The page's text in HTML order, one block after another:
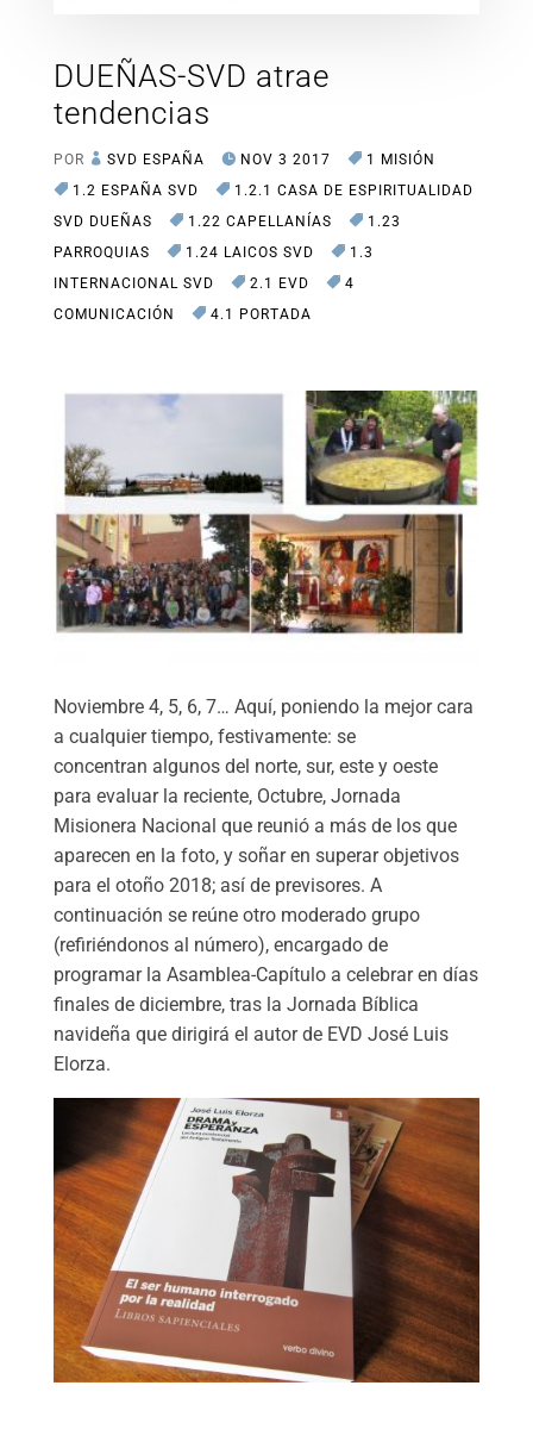
DUEÑAS-SVD atrae
tendencias
POR SVD ESPAÑA NOV 3 2017
1 MISIÓN
1.2 ESPAÑA SVD
1.2.1 CASA DE ESPIRITUALIDAD
SVD DUEÑAS
1.22 CAPELLANÍAS
1.23
PARROQUIAS
1.24 LAICOS SVD
1.3
INTERNACIONAL SVD
2.1 EVD
4
COMUNICACIÓN
4.1 PORTADA
Noviembre 4, 5, 6, 7… Aquí, poniendo la mejor cara
a cualquier tiempo, festivamente: se
concentran algunos del norte, sur, este y oeste
para evaluar la reciente, Octubre, Jornada
Misionera Nacional que reunió a más de los que
aparecen en la foto, y soñar en superar objetivos
para el otoño 2018; así de previsores. A
continuación se reúne otro moderado grupo
(refiriéndonos al número), encargado de
programar la Asamblea-Capítulo a celebrar en días
finales de diciembre, tras la Jornada Bíblica
navideña que dirigirá el autor de EVD José Luis
Elorza.